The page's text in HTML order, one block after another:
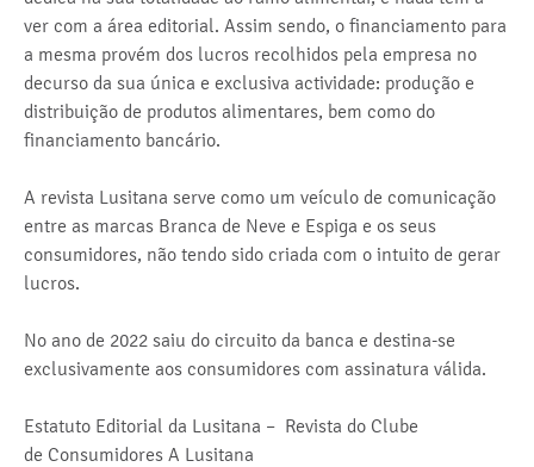
ver com a área editorial. Assim sendo, o financiamento para
a mesma provém dos lucros recolhidos pela empresa no
decurso da sua única e exclusiva actividade: produção e
distribuição de produtos alimentares, bem como do
financiamento bancário.
A revista Lusitana serve como um veículo de comunicação
entre as marcas Branca de Neve e Espiga e os seus
consumidores, não tendo sido criada com o intuito de gerar
lucros.
No ano de 2022 saiu do circuito da banca e destina-se
exclusivamente aos consumidores com assinatura válida.
Estatuto Editorial da Lusitana – Revista do Clube
de Consumidores A Lusitana